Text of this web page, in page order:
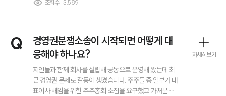
조회수 3,589
Q
경영권분쟁소송이 시작되면 어떻게 대
응해야 하나요?
지인들과 함께 회사를 설립해 공동으로 운영해 왔는데 최
근 경영권 문제로 갈등이 생겼습니다. 주주들 중 일부가 대
표이사 해임을 위한 주주총회 소집을 요구했고 가처분 신
자세히보기